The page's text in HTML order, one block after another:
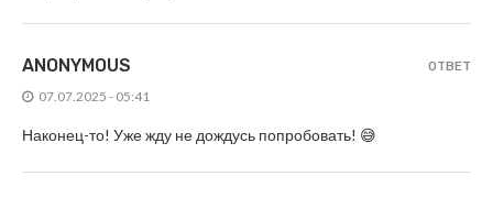
ANONYMOUS
07.07.2025 - 05:41
Наконец-то! Уже жду не дождусь попробовать! 😅
ОТВЕТ